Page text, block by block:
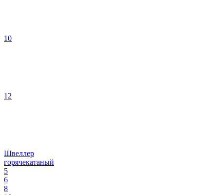
10
12
Швеллер
горячекатаный
5
6
8